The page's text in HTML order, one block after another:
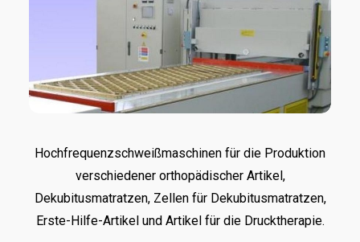
Hochfrequenzschweißmaschinen für die Produktion
verschiedener orthopädischer Artikel,
Dekubitusmatratzen, Zellen für Dekubitusmatratzen,
Erste-Hilfe-Artikel und Artikel für die Drucktherapie.